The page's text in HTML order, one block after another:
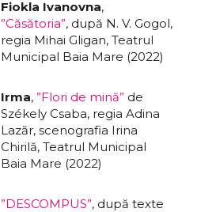
Fiokla Ivanovna,
”Căsătoria”, după N. V. Gogol,
regia Mihai Gligan, Teatrul
Municipal Baia Mare (2022)
Irma, ”Flori de mină” de
Székely Csaba, regia Adina
Lazăr, scenografia Irina
Chirilă, Teatrul Municipal
Baia Mare (2022)
”DESCOMPUS”, după texte